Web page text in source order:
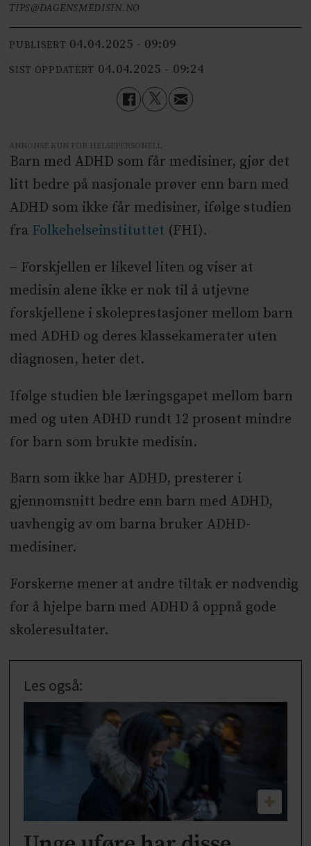
TIPS@DAGENSMEDISIN.NO
PUBLISERT 04.04.2025 - 09:09
SIST OPPDATERT 04.04.2025 - 09:24
ANNONSE KUN FOR HELSEPERSONELL
Barn med ADHD som får medisiner, gjør det
litt bedre på nasjonale prøver enn barn med
ADHD som ikke får medisiner, ifølge studien
fra Folkehelseinstituttet (FHI).
– Forskjellen er likevel liten og viser at
medisin alene ikke er nok til å utjevne
forskjellene i skoleprestasjoner mellom barn
med ADHD og deres klassekamerater uten
diagnosen, heter det.
Ifølge studien ble læringsgapet mellom barn
med og uten ADHD rundt 12 prosent mindre
for barn som brukte medisin.
Barn som ikke har ADHD, presterer i
gjennomsnitt bedre enn barn med ADHD,
uavhengig av om barna bruker ADHD-
medisiner.
Forskerne mener at andre tiltak er nødvendig
for å hjelpe barn med ADHD å oppnå gode
skoleresultater.
Les også: